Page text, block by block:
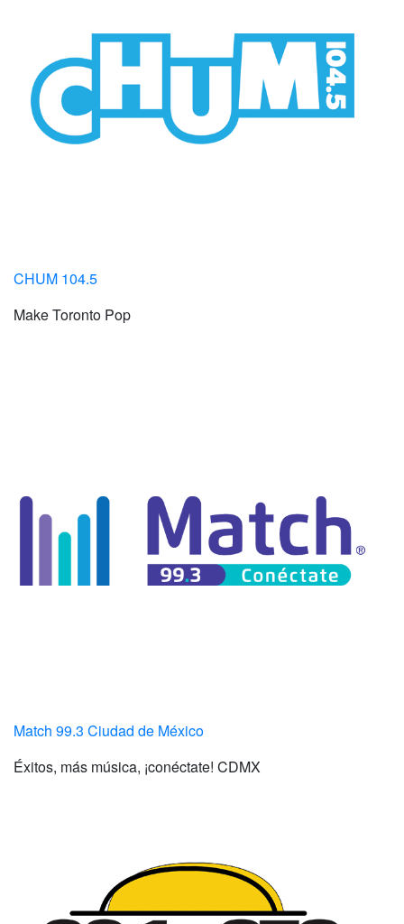
CHUM 104.5
Make Toronto Pop
Match 99.3 Ciudad de México
Éxitos, más música, ¡conéctate! CDMX